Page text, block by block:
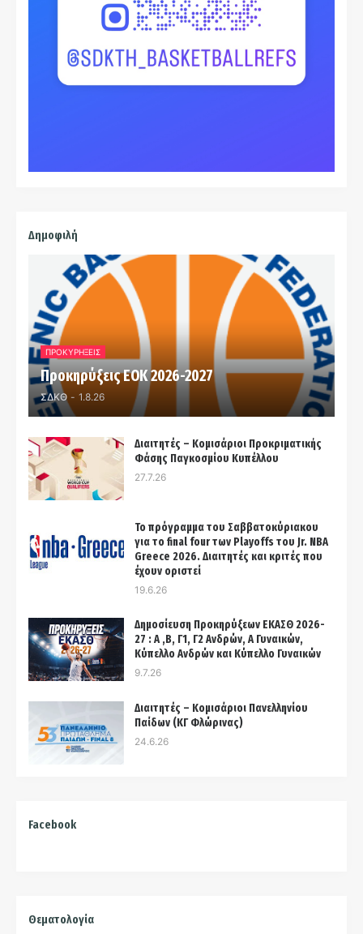
Δημοφιλή
ΠΡΟΚΥΡΗΞΕΙΣ
Προκηρύξεις ΕΟΚ 2026-2027
ΣΔΚΘ - 1.8.26
Διαιτητές – Κομισάριοι Προκριματικής
Φάσης Παγκοσμίου Κυπέλλου
27.7.26
Το πρόγραμμα του Σαββατοκύριακου
για το final four των Playoffs του Jr. NBA
Greece 2026. Διαιτητές και κριτές που
έχουν οριστεί
19.6.26
Δημοσίευση Προκηρύξεων ΕΚΑΣΘ 2026-
27 : Α ,Β, Γ1, Γ2 Ανδρών, Α Γυναικών,
Κύπελλο Ανδρών και Κύπελλο Γυναικών
9.7.26
Διαιτητές – Κομισάριοι Πανελληνίου
Παίδων (ΚΓ Φλώρινας)
24.6.26
Facebook
Θεματολογία